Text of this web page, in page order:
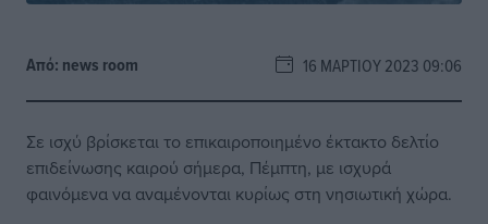
Από: news room 16 ΜΑΡΤΊΟΥ 2023 09:06
Σε ισχύ βρίσκεται το επικαιροποιημένο έκτακτο δελτίο
επιδείνωσης καιρού σήμερα, Πέμπτη, με ισχυρά
φαινόμενα να αναμένονται κυρίως στη νησιωτική χώρα.